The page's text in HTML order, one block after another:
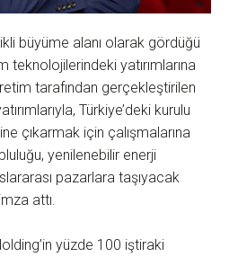
büyüme alanı olarak gördüğü
teknolojilerindeki yatırımlarına
tarafından gerçekleştirilen
Türkiye’deki kurulu
çıkarmak için çalışmalarına
yenilenebilir enerji
pazarlara taşıyacak
attı.
yüzde 100 iştiraki